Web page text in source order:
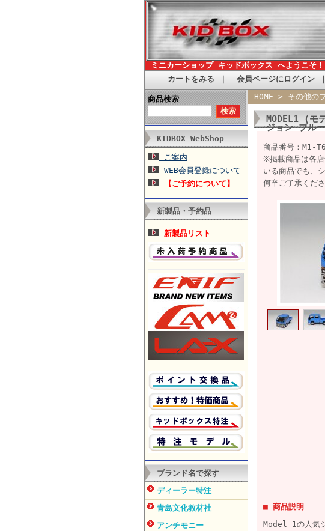
ミニカーショップ キッドボックス へようこそ！
カートをみる
会員ページにログイン
商品検索
KIDBOX WebShop
ご案内
WEB会員登録について
【ご予約について】
新製品・予約品
新製品リスト
ブランド名で探す
ディーラー特注
青島文化教材社
アンチモニー
HOME > その他の
MODEL1 (モ
ジョン ブル
商品番号：M1-
※掲載商品は各店
いる商品でも、
何卒ご了承くださ
■ 商品説明
Model 1の人気